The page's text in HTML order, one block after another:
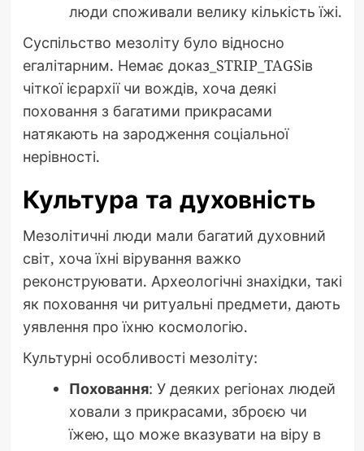
люди споживали велику кількість їжі.
Суспільство мезоліту було відносно
егалітарним. Немає доказ_STRIP_TAGSів
чіткої ієрархії чи вождів, хоча деякі
поховання з багатими прикрасами
натякають на зародження соціальної
нерівності.
Культура та духовність
Мезолітичні люди мали багатий духовний
світ, хоча їхні вірування важко
реконструювати. Археологічні знахідки, такі
як поховання чи ритуальні предмети, дають
уявлення про їхню космологію.
Культурні особливості мезоліту:
Поховання: У деяких регіонах людей
ховали з прикрасами, зброєю чи
їжею, що може вказувати на віру в